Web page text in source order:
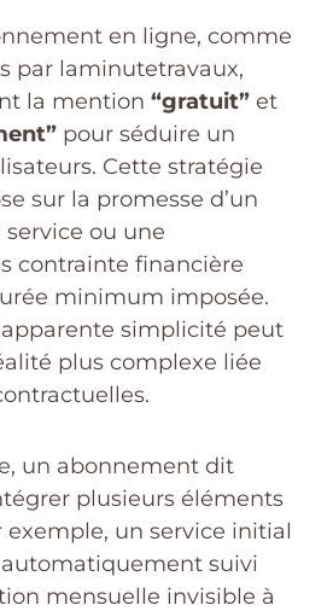
en ligne, comme
par laminutetravaux,
la mention “gratuit” et
pour séduire un
Cette stratégie
sur la promesse d’un
ou une
contrainte financière
minimum imposée.
simplicité peut
plus complexe liée
un abonnement dit
plusieurs éléments
exemple, un service initial
suivi
mensuelle invisible à